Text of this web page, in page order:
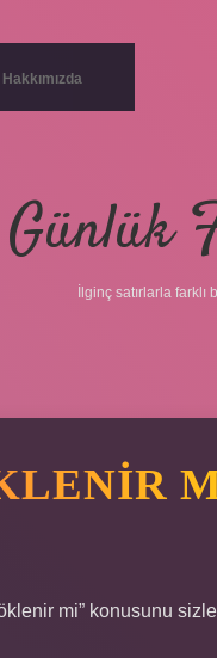
Hakkımızda
Günlük
İlginç satırlarla farklı
mi” konusunu